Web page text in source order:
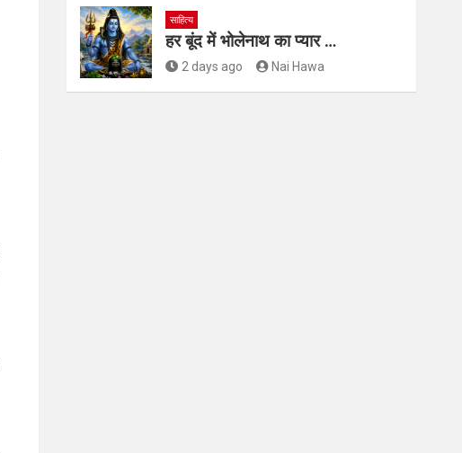
साहित्य
हर बूंद में भोलेनाथ का प्यार …
2 days ago Nai Hawa